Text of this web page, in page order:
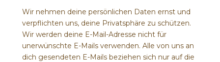
Wir nehmen deine persönlichen Daten ernst und
verpflichten uns, deine Privatsphäre zu schützen.
Wir werden deine E-Mail-Adresse nicht für
unerwünschte E-Mails verwenden. Alle von uns an
dich gesendeten E-Mails beziehen sich nur auf die